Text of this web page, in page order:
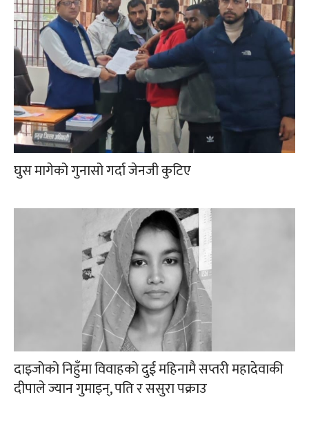
घुस मागेको गुनासो गर्दा जेनजी कुटिए
दाइजोको निहुँमा विवाहको दुई महिनामै सप्तरी महादेवाकी
दीपाले ज्यान गुमाइन्, पति र ससुरा पक्राउ